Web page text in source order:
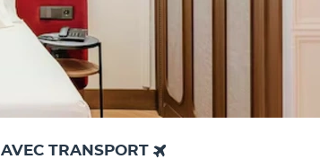
AVEC TRANSPORT